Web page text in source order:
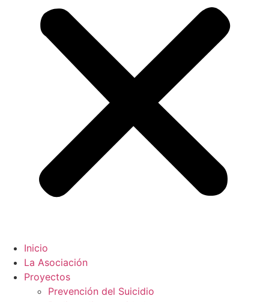
Inicio
La Asociación
Proyectos
Prevención del Suicidio